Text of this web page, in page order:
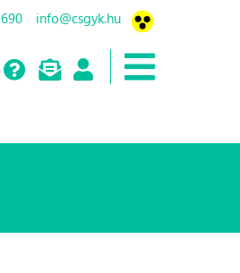
info@csgyk.hu